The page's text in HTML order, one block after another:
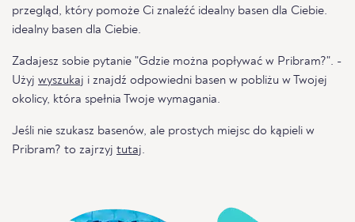
przegląd, który pomoże Ci znaleźć idealny basen dla Ciebie.
idealny basen dla Ciebie.
Zadajesz sobie pytanie "Gdzie można popływać w Pribram?". -
Użyj wyszukaj i znajdź odpowiedni basen w pobliżu w Twojej
okolicy, która spełnia Twoje wymagania.
Jeśli nie szukasz basenów, ale prostych miejsc do kąpieli w
Pribram? to zajrzyj tutaj.